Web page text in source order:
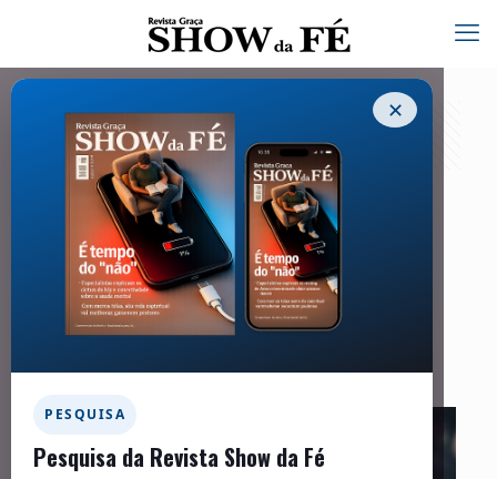
✕
PESQUISA
Pesquisa da Revista Show da Fé
Crescimento histórico
12/09/2024
Facebook Twitter
Messenger